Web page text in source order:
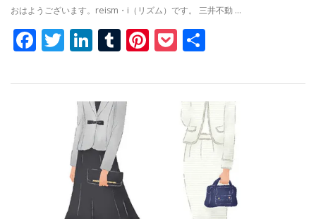
おはようございます。reism・i（リズム）です。 三井不動 …
Facebook
Twitter
LinkedIn
Tumblr
Pinterest
Pocket